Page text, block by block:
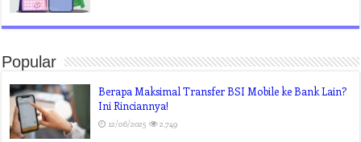
Popular
Berapa Maksimal Transfer BSI Mobile ke Bank Lain?
Ini Rinciannya!
12/06/2025 2,749